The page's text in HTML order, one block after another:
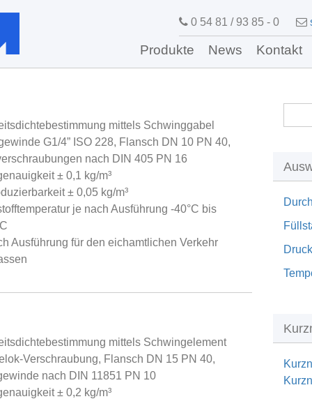
0 54 81 / 93 85 - 0
Produkte News Kontakt
mittels Schwinggabel
G1/4” ISO 228, Flansch DN 10 PN 40,
nach DIN 405 PN 16
± 0,1 kg/m³
± 0,05 kg/m³
je nach Ausführung -40°C bis
Ausführung für den eichamtlichen Verkehr
mittels Schwingelement
Verschraubung, Flansch DN 15 PN 40,
nach DIN 11851 PN 10
± 0,2 kg/m³
Druck